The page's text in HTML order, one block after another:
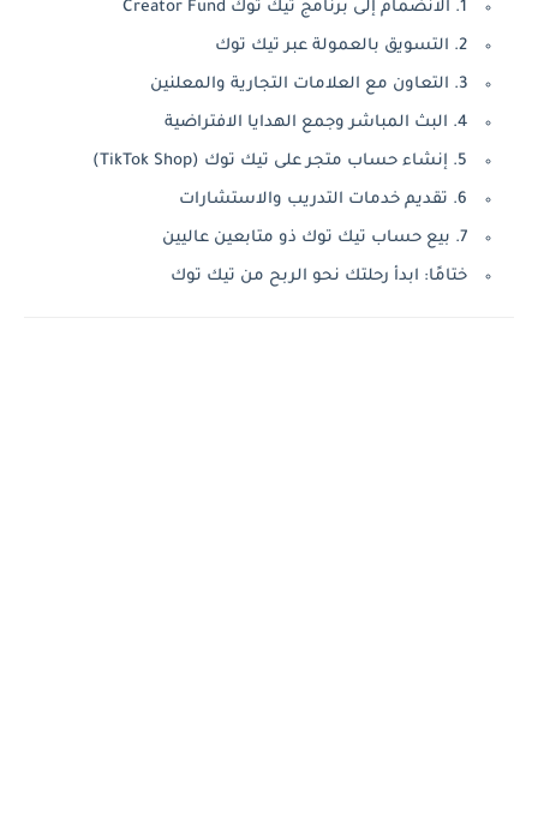
1. الانضمام إلى برنامج تيك توك Creator Fund
2. التسويق بالعمولة عبر تيك توك
3. التعاون مع العلامات التجارية والمعلنين
4. البث المباشر وجمع الهدايا الافتراضية
5. إنشاء حساب متجر على تيك توك (TikTok Shop)
6. تقديم خدمات التدريب والاستشارات
7. بيع حساب تيك توك ذو متابعين عاليين
ختامًا: ابدأ رحلتك نحو الربح من تيك توك